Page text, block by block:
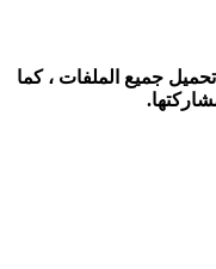
جميع الملفات ، كما